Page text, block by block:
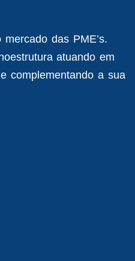
das PME’s.
atuando em
complementando a sua